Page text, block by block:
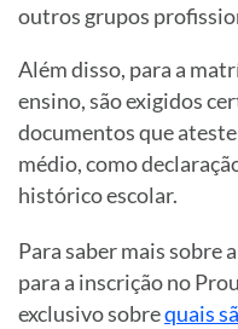
outros grupos
Além disso, para a
ensino, são exigidos
documentos que
médio, como
histórico escolar.
Para saber mais sobre
para a inscrição no
exclusivo sobrequais